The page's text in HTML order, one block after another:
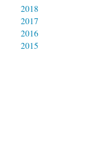
2018
2017
2016
2015